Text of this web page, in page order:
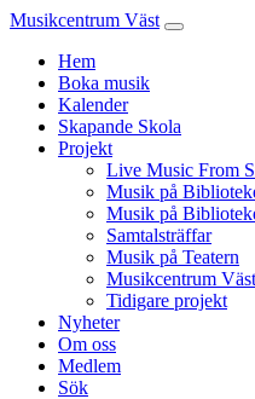
Musikcentrum Väst
Hem
Boka musik
Kalender
Skapande Skola
Projekt
Live Music From
Musik på
Musik på
Samtalsträffar
Musik på Teatern
Musikcentrum
Tidigare projekt
Nyheter
Om oss
Medlem
Sök